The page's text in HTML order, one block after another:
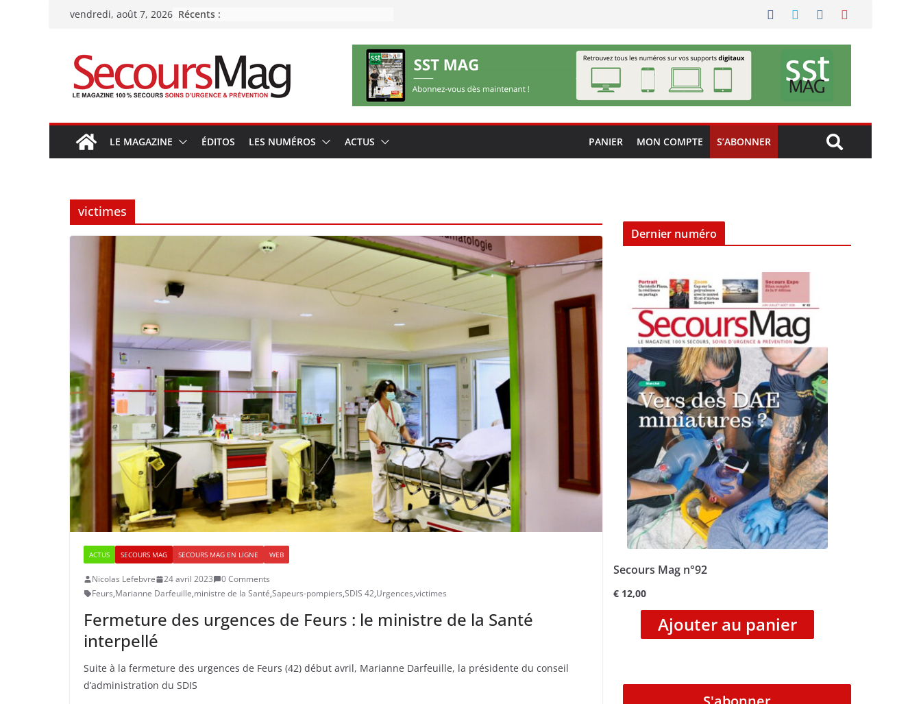
Passervendredi, août 7, 2026 Récents :
LE MAGAZINE ÉDITOS LES NUMÉROS ACTUS PANIER MON COMPTE S’ABONNER
victimes
ACTUS SECOURS MAG SECOURS MAG EN LIGNE WEB
Nicolas Lefebvre 24 avril 2023
0 Comments
Feurs,Marianne Darfeuille,ministre de la Santé,Sapeurs-pompiers,SDIS 42,Urgences,victimes
Fermeture des urgences de Feurs : le ministre de la Santé
interpellé
Suite à la fermeture des urgences de Feurs (42) début avril, Marianne Darfeuille, la présidente du conseil
d’administration du SDIS
Dernier numéro
Secours Mag n°92
€ 12,00
Ajouter au panier